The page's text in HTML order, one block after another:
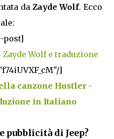
da Zayde Wolf. Ecco
post]
Wolf e traduzione
]
canzone Hustler -
in Italiano
pubblicità di Jeep?